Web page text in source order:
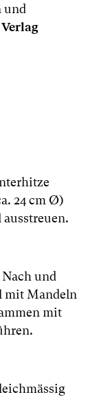
und
24 cm Ø)
und
mit Mandeln
mit